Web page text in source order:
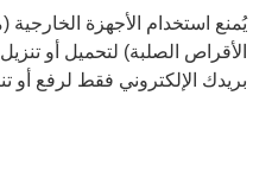
يُمنع استخدام الأجهزة الخارجية
الأقراص الصلبة) لتحميل أو
بريدك الإلكتروني فقط لرفع أو